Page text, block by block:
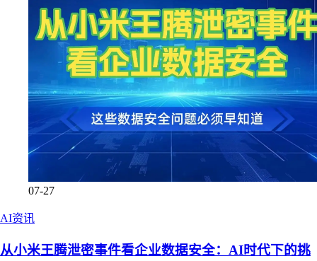
07-27
AI资讯
从小米王腾泄密事件看企业数据安全：AI时代下的挑